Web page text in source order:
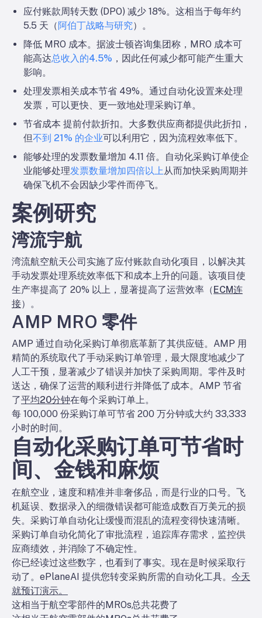
应付账款周转天数 (DPO) 减少 18%。 这相当于每年约
5.5 天（阿伯丁战略与研究）。
降低 MRO 成本。 据波士顿咨询集团称，MRO 成本可
能高达总收入的4.5% ，因此任何减少都可能产生重大
影响。
处理发票相关成本节省 49%。通过自动化设置来处理
发票，可以更快、更一致地处理采购订单。
节省成本 提前付款折扣。大多数供应商都提供此折扣，
但不到 21% 的企业可以利用它，因为流程效率低下。
能够处理的发票数量增加 4.11 倍。
自动化采购订单使企
业能够处理发票数量增加四倍以上从而加快采购周期并
确保飞机不会因缺少零件而停飞。
案例研究
湾流宇航
湾流航空航天公司实施了应付账款自动化项目，以解决其
手动发票处理系统效率低下和成本上升的问题。该项目使
生产率提高了 20% 以上，显著提高了运营效率（ECM连
接）。
AMP MRO 零件
AMP 通过自动化采购订单彻底革新了其供应链。AMP 用
精简的系统取代了手动采购订单管理，最大限度地减少了
人工干预，显著减少了错误并加快了采购周期。零件及时
送达，确保了运营的顺利进行并降低了成本。AMP 节省
了平均20分钟在每个采购订单上。
每 100,000 份采购订单可节省 200 万分钟或大约 33,333
小时的时间。
自动化采购订单可节省时
间、金钱和麻烦
在航空业，速度和精准并非奢侈品，而是行业的口号。飞
机延误、数据录入的细微错误都可能造成数百万美元的损
失。采购订单自动化让缓慢而混乱的流程变得快速清晰。
采购订单自动化简化了审批流程，追踪库存需求，监控供
应商绩效，并消除了不确定性。
你已经读过这些数字，也看到了事实。现在是时候采取行
动了。 ePlaneAI 提供您转变采购所需的自动化工具。 今天
就预订演示。
这相当于航空零部件的MROs总共花费了